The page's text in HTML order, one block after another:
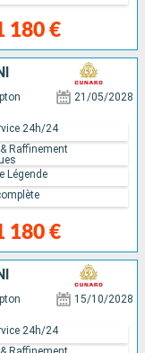
180 €
21/05/2028
180 €
24h/24
Raffinement
Légende
15/10/2028
24h/24